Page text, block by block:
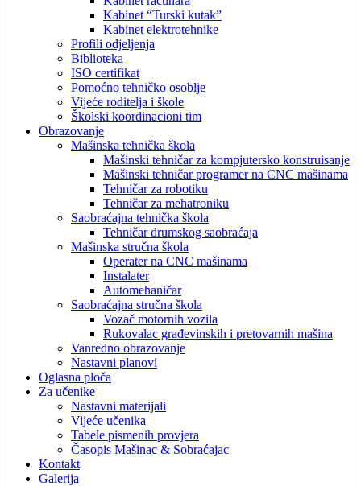
Kabinet “Turski kutak”
Kabinet elektrotehnike
Profili odjeljenja
Biblioteka
ISO certifikat
Pomoćno tehničko osoblje
Vijeće roditelja i škole
Školski koordinacioni tim
Obrazovanje
Mašinska tehnička škola
Mašinski tehničar za kompjutersko konstruisanje
Mašinski tehničar programer na CNC mašinama
Tehničar za robotiku
Tehničar za mehatroniku
Saobraćajna tehnička škola
Tehničar drumskog saobraćaja
Mašinska stručna škola
Operater na CNC mašinama
Instalater
Automehaničar
Saobraćajna stručna škola
Vozač motornih vozila
Rukovalac građevinskih i pretovarnih mašina
Vanredno obrazovanje
Nastavni planovi
Oglasna ploča
Za učenike
Nastavni materijali
Vijeće učenika
Tabele pismenih provjera
Časopis Mašinac & Sobraćajac
Kontakt
Galerija